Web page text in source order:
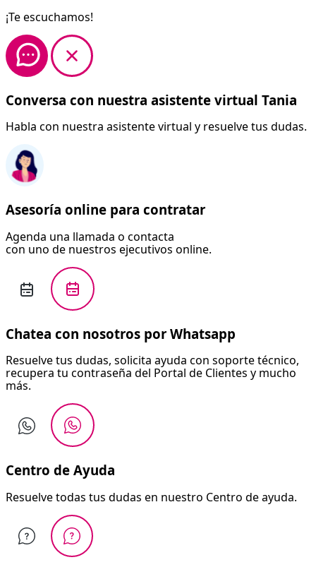
¡Te escuchamos!
Conversa con nuestra asistente virtual Tania
Habla con nuestra asistente virtual y resuelve tus dudas.
Asesoría online para contratar
Agenda una llamada o contacta
con uno de nuestros ejecutivos online.
Chatea con nosotros por Whatsapp
Resuelve tus dudas, solicita ayuda con soporte técnico,
recupera tu contraseña del Portal de Clientes y mucho
más.
Centro de Ayuda
Resuelve todas tus dudas en nuestro Centro de ayuda.